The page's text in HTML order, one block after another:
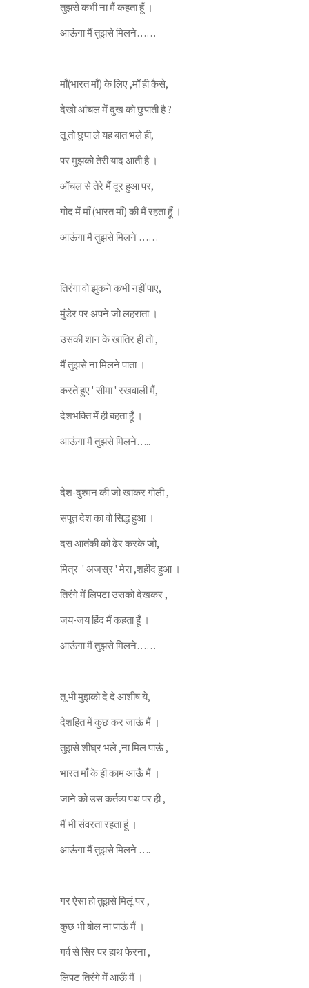
तुझसे कभी ना मैं कहता हूँ ।
आऊंगा मैं तुझसे मिलने……
माँ(भारत माँ) के लिए ,माँ ही कैसे,
देखो आंचल में दुख को छुपाती है ?
तू तो छुपा ले यह बात भले ही,
पर मुझको तेरी याद आती है ।
आँचल से तेरे मैं दूर हुआ पर,
गोद में माँ (भारत माँ) की मैं रहता हूँ ।
आऊंगा मैं तुझसे मिलने ……
तिरंगा वो झुकने कभी नहीं पाए,
मुंडेर पर अपने जो लहराता ।
उसकी शान के खातिर ही तो ,
मैं तुझसे ना मिलने पाता ।
करते हुए ' सीमा ' रखवाली मैं,
देशभक्ति में ही बहता हूँ ।
आऊंगा मैं तुझसे मिलने…..
देश-दुश्मन की जो खाकर गोली ,
सपूत देश का वो सिद्ध हुआ ।
दस आतंकी को ढेर करके जो,
मित्र ' अजस्र ' मेरा ,शहीद हुआ ।
तिरंगे में लिपटा उसको देखकर ,
जय-जय हिंद मैं कहता हूँ ।
आऊंगा मैं तुझसे मिलने……
तू भी मुझको दे दे आशीष ये,
देशहित में कुछ कर जाऊं मैं ।
तुझसे शीघ्र भले ,ना मिल पाऊं ,
भारत माँ के ही काम आऊँ मैं ।
जाने को उस कर्तव्य पथ पर ही ,
मैं भी संवरता रहता हूं ।
आऊंगा मैं तुझसे मिलने ….
गर ऐसा हो तुझसे मिलूं पर ,
कुछ भी बोल ना पाऊं मैं ।
गर्व से सिर पर हाथ फेरना ,
लिपट तिरंगे में आऊँ मैं ।